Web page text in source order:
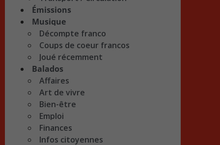
Émissions
Musique
Décompte franco
Coups de coeur francos
Joué récemment
Balados
Affaires
Art de vivre
Bien-être
Emploi
Finances
Infos citoyennes